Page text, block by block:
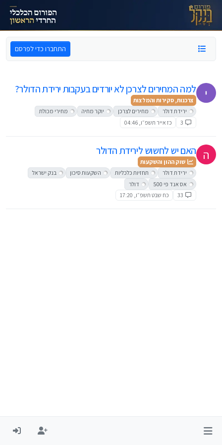
דילוג לתוכן
התחברו כדי לפרסם
למה המחירים לצרכן לא יורדים בעקבות ירידת הדולר?
צרכנות, סקירות והמלצות
ירידת דולר
מחירים לצרכן יוקר מחיה
מחירי מכולת
3
כז אייר תשפ״ו, 04:46
ה האם יש לחשוש לירידת הדולר
שוק ההון והשקעות
ירידת דולר
תחזיות כלכליות השקעות סיכון
בנק ישראל
אס אנד פי 500
דולר
33
כח שבט תשפ״ו, 17:20